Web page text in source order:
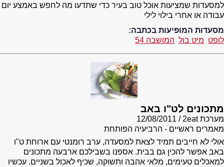
למסעדות שמציעות אוכל טוב בעיר כדי שתדעו מה לחפש באמצע יום
עבודה או אחרי בילוי לילי
מסעדות המופיעות בכתבה:
לופט מיט בול המושבה 54
מתכונים לט"ו באב
מערכת 2eat
12/08/2011
מאמרים ראשיים - הרביעיה הפותחת
אולי לא חייבים תמיד לצאת למסעדה, ערב רומנטי עם ארוחת ט"ו
באב אפשר להכין גם בבית. אספנו בשבילכם ארבעה מתכונים
למאכלים טעימים, מלאי אהבה ותשוקה, שכיף לאכול בשניים. עכשיו